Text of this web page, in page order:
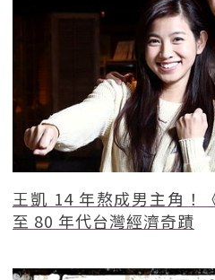
王凱 14 年熬成男主角！
至 80 年代台灣經濟奇蹟